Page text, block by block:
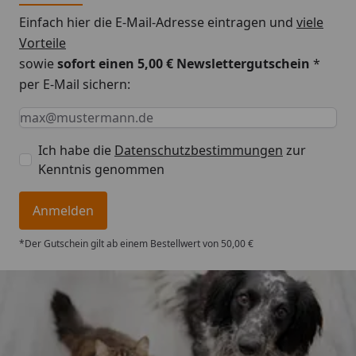
Einfach hier die E-Mail-Adresse eintragen und viele
Vorteile
sowiesofort einen 5,00 € Newslettergutschein *
per E-Mail sichern:
Keine Eingabe erforderlich
Eingabe erforderlich
E-Mail *
Ich habe die Datenschutzbestimmungen zur
Kenntnis genommen
Anmelden
*Der Gutschein gilt ab einem Bestellwert von 50,00 €
Trusted Shops